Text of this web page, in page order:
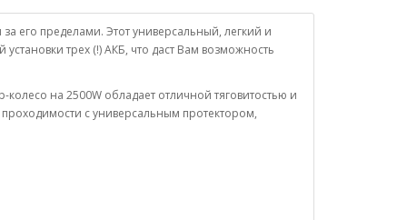
его пределами. Этот универсальный, легкий и
трех (!) АКБ, что даст Вам возможность
на 2500W обладает отличной тяговитостью и
с универсальным протектором,